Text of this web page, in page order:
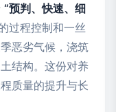
“预判、快速、细
过程控制和一丝
恶劣气候，浇筑
结构。这份对养
质量的提升与长